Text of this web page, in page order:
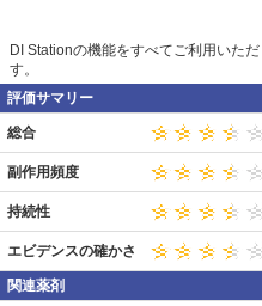
DI Stationの機能をすべてご利用いただ
す。
評価サマリー
総合
副作用頻度
持続性
エビデンスの確かさ
関連薬剤